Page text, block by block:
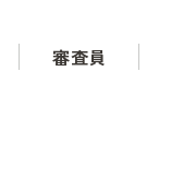
審査員